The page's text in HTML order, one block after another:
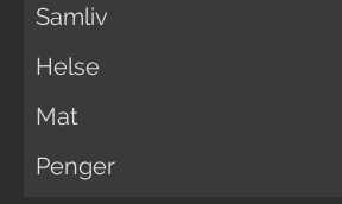
Samliv
Helse
Mat
Penger